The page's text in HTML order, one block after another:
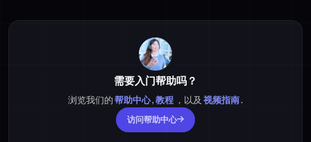
需要入门帮助吗？
浏览我们的帮助中心,教程 ，以及 视频指南.
访问帮助中心